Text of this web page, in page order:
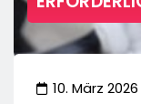
10. März 2026